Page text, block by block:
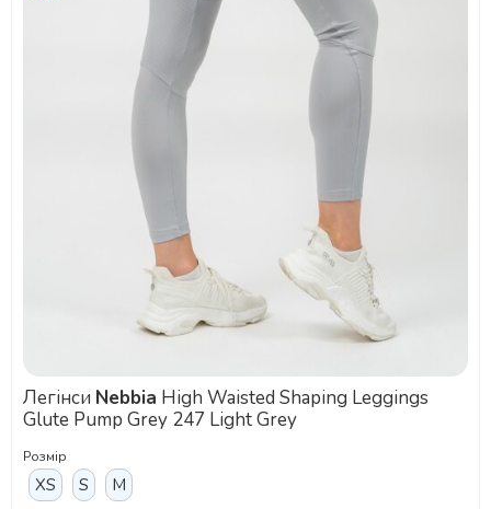
Легінси Nebbia High Waisted Shaping Leggings
Glute Pump Grey 247 Light Grey
Розмір
XS S M